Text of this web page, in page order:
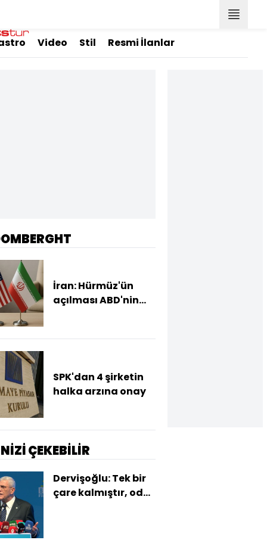
Video Stil Resmi İlanlar
İran: Hürmüz'ün
açılması ABD'nin
SPK'dan 4 şirketin
halka arzına onay
ÇEKEBİLİR
Dervişoğlu: Tek bir
çare kalmıştır, oda